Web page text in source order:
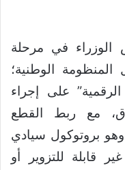
الوزراء في مرحلة
الوطنية؛
على إجراء
مع ربط القطع
بروتوكول سيادي
قابلة للتزوير أو